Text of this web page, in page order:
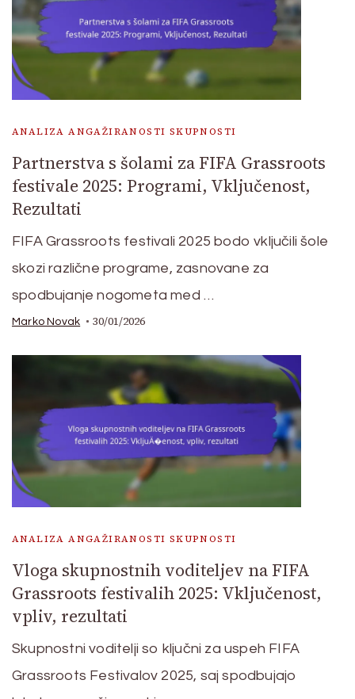
ANALIZA ANGAŽIRANOSTI SKUPNOSTI
Partnerstva s šolami za FIFA Grassroots
festivale 2025: Programi, Vključenost,
Rezultati
FIFA Grassroots festivali 2025 bodo vključili šole
skozi različne programe, zasnovane za
spodbujanje nogometa med …
Marko Novak 30/01/2026
ANALIZA ANGAŽIRANOSTI SKUPNOSTI
Vloga skupnostnih voditeljev na FIFA
Grassroots festivalih 2025: Vključenost,
vpliv, rezultati
Skupnostni voditelji so ključni za uspeh FIFA
Grassroots Festivalov 2025, saj spodbujajo